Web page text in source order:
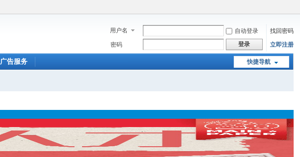
用户名 自动登录
找回密码
密码
登录 立即注册
快捷导航
广告服务